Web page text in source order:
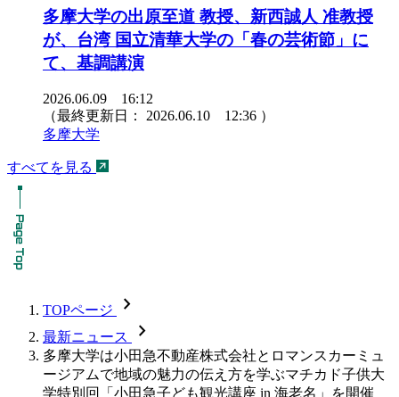
多摩大学の出原至道 教授、新西誠人 准教授
が、台湾 国立清華大学の「春の芸術節」に
て、基調講演
2026.06.09 16:12
（最終更新日： 2026.06.10 12:36 ）
多摩大学
すべてを見る
TOPページ chevron_forward
最新ニュース chevron_forward
多摩大学は小田急不動産株式会社とロマンスカーミュ
ージアムで地域の魅力の伝え方を学ぶマチカド子供大
学特別回「小田急子ども観光講座 in 海老名」を開催